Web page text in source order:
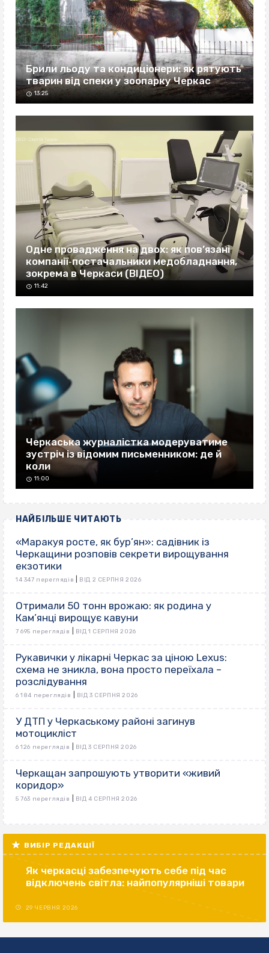
Брили льоду та кондиціонери: як рятують
тварин від спеки у зоопарку Черкас
13:25
Одне провадження на двох: як пов’язані
компанії‐постачальники медобладнання,
зокрема в Черкаси (ВІДЕО)
11:42
Черкаська журналістка модеруватиме
зустріч із відомим письменником: де й
коли
11:00
НАЙБІЛЬШЕ ЧИТАЮТЬ
«Маракуя росте, як бур’ян»: садівник із
Черкащини розповів секрети вирощування
екзотики
14 347 переглядів ВІД 2 СЕРПНЯ 2026
Отримали 50 тонн врожаю: як родина у
Кам’янці вирощує кавуни
7 695 переглядів ВІД 1 СЕРПНЯ 2026
Рукавички у лікарні Черкас за ціною Lexus:
схема не зникла, вона просто переїхала –
розслідування
6 184 переглядів ВІД 3 СЕРПНЯ 2026
У ДТП у Черкаському районі загинув
мотоцикліст
6 126 переглядів ВІД 3 СЕРПНЯ 2026
Черкащан запрошують утворити «живий
коридор»
5 763 переглядів ВІД 4 СЕРПНЯ 2026
ВИБІР РЕДАКЦІЇ
Як черкасці забезпечують себе під час
відключень світла: найпопулярніші товари
29 ЧЕРВНЯ 2026